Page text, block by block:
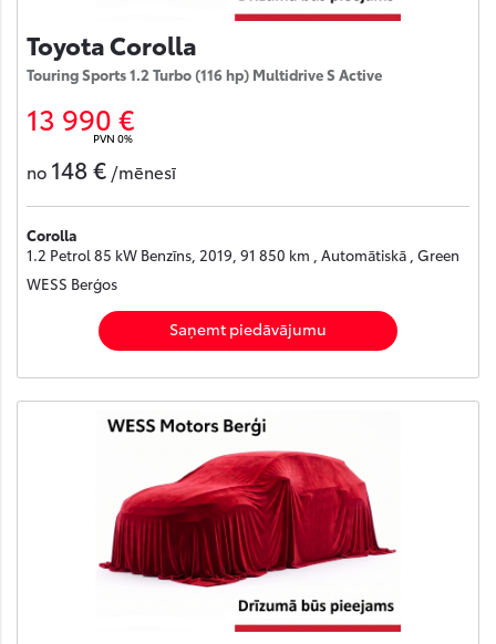
Toyota Corolla
Touring Sports 1.2 Turbo (116 hp) Multidrive S Active
13 990 €
PVN 0%
no 148 € /mēnesī
Corolla
1.2 Petrol 85 kW Benzīns, 2019, 91 850 km , Automātiskā , Green
WESS Berģos
Saņemt piedāvājumu